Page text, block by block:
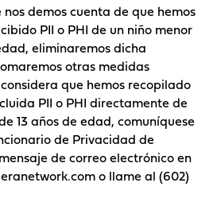
nos demos cuenta de que hemos
PII o PHI de un niño menor
eliminaremos dicha
otras medidas
que hemos recopilado
PII o PHI directamente de
13 años de edad, comuníquese
de Privacidad de
de correo electrónico en
o llame al (602)